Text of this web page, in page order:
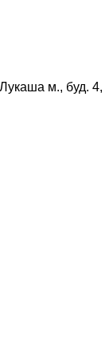
м., буд. 4,